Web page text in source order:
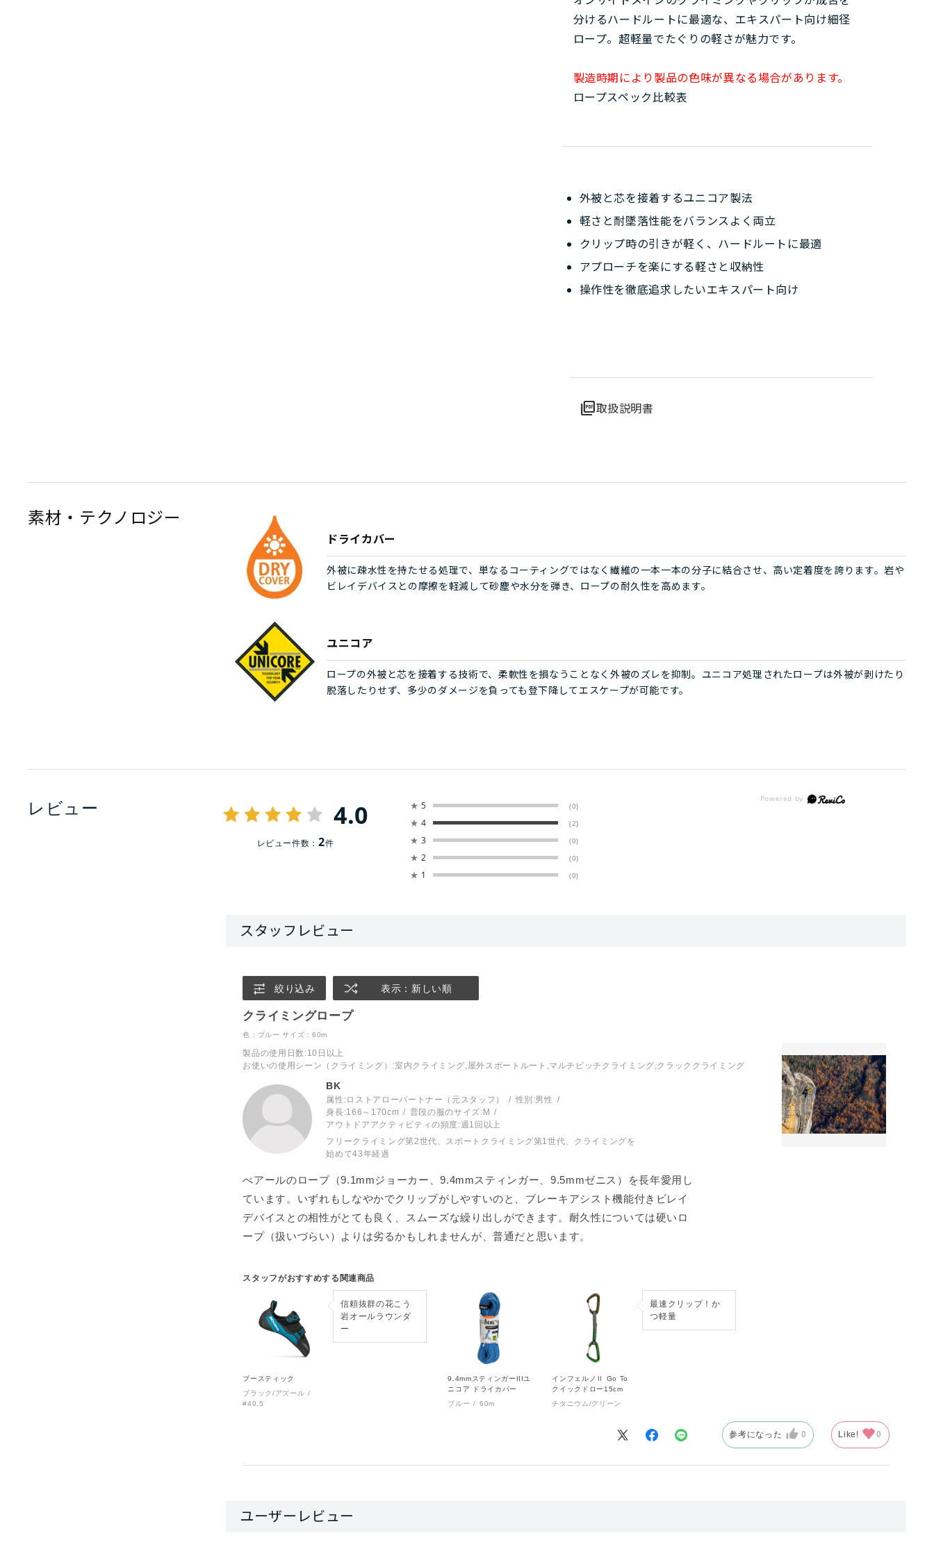
分けるハードルートに最適な、エキスパート向け細径
ロープ。超軽量でたぐりの軽さが魅力です。
製造時期により製品の色味が異なる場合があります。
ロープスペック比較表
外被と芯を接着するユニコア製法
軽さと耐墜落性能をバランスよく両立
クリップ時の引きが軽く、ハードルートに最適
アプローチを楽にする軽さと収納性
操作性を徹底追求したいエキスパート向け
picture_as_pdf取扱説明書
素材・テクノロジー
ドライカバー
外被に疎水性を持たせる処理で、単なるコーティングではなく繊維の一本一本の分子に結合させ、高い定着度を誇ります。岩や
ビレイデバイスとの摩擦を軽減して砂塵や水分を弾き、ロープの耐久性を高めます。
ユニコア
ロープの外被と芯を接着する技術で、柔軟性を損なうことなく外被のズレを抑制。ユニコア処理されたロープは外被が剥けたり
脱落したりせず、多少のダメージを負っても登下降してエスケープが可能です。
レビュー 4.0
レビュー件数：2件
★ 5 (0)
★ 4 (2)
★ 3 (0)
★ 2 (0)
★ 1 (0)
絞り込み 表示：新しい順
クライミングロープ
色：ブルー サイズ：60m
製品の使用日数 :10日以上
お使いの使用シーン（クライミング） :室内クライミング,屋外スポートルート,マルチピッチクライミング,クラッククライミング
BK
属性:ロストアローパートナー（元スタッフ） 性別:男性
身長:166～170cm 普段の服のサイズ:M
アウトドアアクティビティの頻度:週1回以上
フリークライミング第2世代、スポートクライミング第1世代、クライミングを
始めて43年経過
スタッフがおすすめする関連商品
ブースティック
ブラック/アズール
#40.5
信頼抜群の花こう
岩オールラウンダ
ー
9.4mmスティンガーIIIユ
ニコア ドライカバー
ブルー
60m
インフェルノⅡ Go To
クイックドロー15cm
チタニウム/グリーン
最速クリップ！か
つ軽量
べアールのロープ（9.1mmジョーカー、9.4mmスティンガー、9.5mmゼニス）を長年愛用し
ています。いずれもしなやかでクリップがしやすいのと、ブレーキアシスト機能付きビレイ
デバイスとの相性がとても良く、スムーズな繰り出しができます。耐久性については硬いロ
ープ（扱いづらい）よりは劣るかもしれませんが、普通だと思います。
参考になった 0 Like! 0